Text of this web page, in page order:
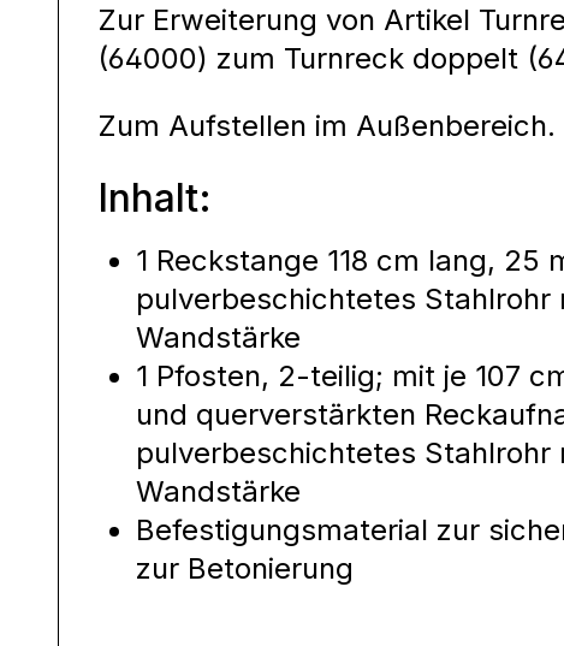
Zur Erweiterung von Artikel
(64000) zum Turnreck doppelt
Zum Aufstellen im Außenbereich.
Inhalt:
1 Reckstange 118 cm lang, 25
pulverbeschichtetes Stahlrohr
Wandstärke
1 Pfosten, 2-teilig; mit je 107
und querverstärkten
pulverbeschichtetes Stahlrohr
Wandstärke
Befestigungsmaterial zur
zur Betonierung